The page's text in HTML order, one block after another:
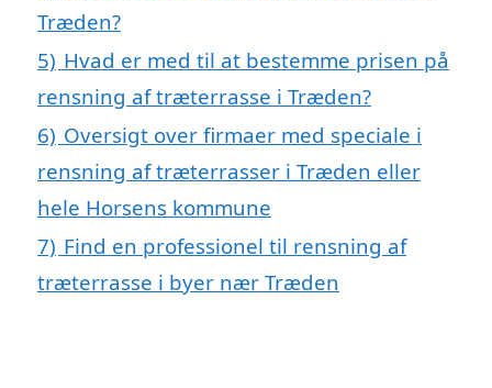
Træden?
5) Hvad er med til at bestemme prisen på
rensning af træterrasse i Træden?
6) Oversigt over firmaer med speciale i
rensning af træterrasser i Træden eller
hele Horsens kommune
7) Find en professionel til rensning af
træterrasse i byer nær Træden